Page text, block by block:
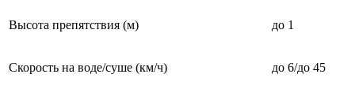
Высота препятствия (м) до 1
Скорость на воде/суше (км/ч) до 6/до 45